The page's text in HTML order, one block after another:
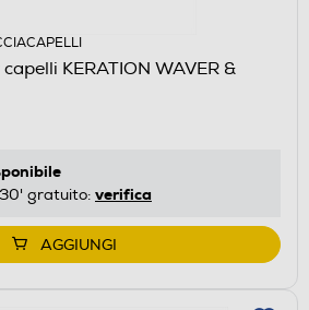
KERATION WAVER &
gratuito: verifica
AGGIUNGI